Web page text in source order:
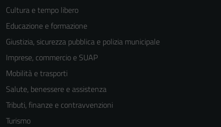
Cultura e tempo libero
Educazione e formazione
Giustizia, sicurezza pubblica e polizia municipale
Imprese, commercio e SUAP
Mobilità e trasporti
Salute, benessere e assistenza
Tributi, finanze e contravvenzioni
Turismo